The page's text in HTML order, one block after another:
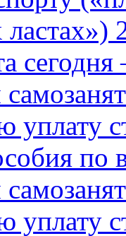
ластах»)
уплату
по
уплату